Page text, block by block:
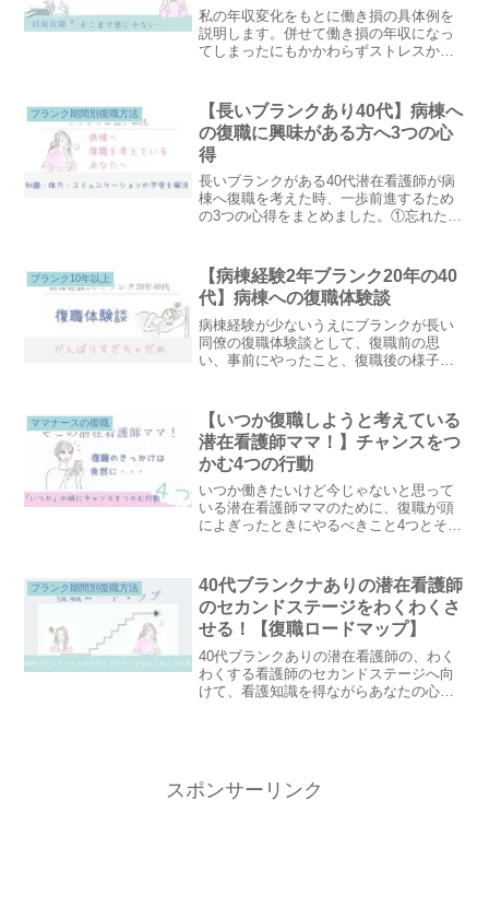
私の年収変化をもとに働き損の具体例を
説明します。併せて働き損の年収になっ
てしまったにもかかわらずストレスから
ブランク期間別復職方法
【長いブランクあり40代】病棟へ
の復職に興味がある方へ3つの心
得
長いブランクがある40代潜在看護師が病
棟へ復職を考えた時、一歩前進するため
の3つの心得をまとめました。①忘れた看
なしかパートで乗り切ろう、サポートグ
ッズも活用しよう③ブランク看護師が働
きやすい職場を探そう
ブランク10年以上
【病棟経験2年ブランク20年の40
代】病棟への復職体験談
病棟経験が少ないうえにブランクが長い
同僚の復職体験談として、復職前の思
い、事前にやったこと、復職後の様子を
ママナースの復職
【いつか復職しようと考えている
潜在看護師ママ！】チャンスをつ
かむ4つの行動
いつか働きたいけど今じゃないと思って
いる潜在看護師ママのために、復職が頭
によぎったときにやるべきこと4つとその
うきっかけについても紹介します。
ブランク期間別復職方法
40代ブランクナありの潜在看護師
のセカンドステージをわくわくさ
せる！【復職ロードマップ】
40代ブランクありの潜在看護師の、わく
わくする看護師のセカンドステージへ向
けて、看護知識を得ながらあなたの心身
スポンサーリンク